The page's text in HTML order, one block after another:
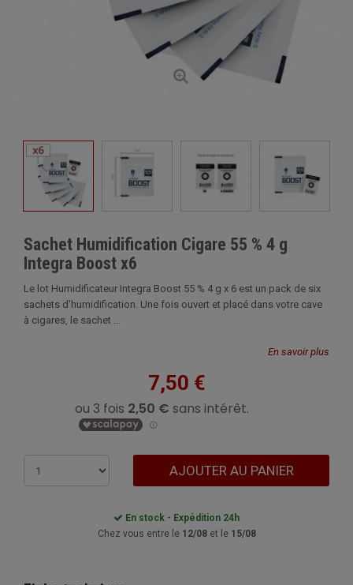
Sachet Humidification Cigare 55 % 4 g
Integra Boost x6
Le lot Humidificateur Integra Boost 55 % 4 g x 6 est un pack de six
sachets d'humidification. Une fois ouvert et placé dans votre cave
à cigares, le sachet ...
En savoir plus
7,50 €
AJOUTER AU PANIER
En stock - Expédition 24h
Chez vous entre le 12/08et le 15/08